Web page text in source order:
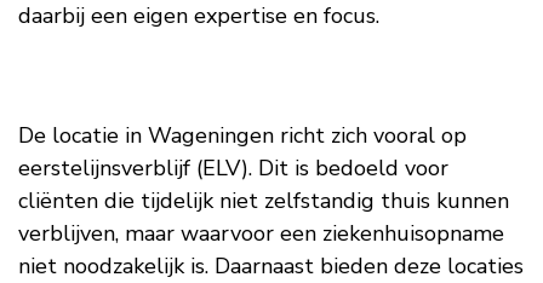
daarbij een eigen expertise en focus.
De locatie in Wageningen richt zich vooral op
eerstelijnsverblijf (ELV). Dit is bedoeld voor
cliënten die tijdelijk niet zelfstandig thuis kunnen
verblijven, maar waarvoor een ziekenhuisopname
niet noodzakelijk is. Daarnaast bieden deze locaties